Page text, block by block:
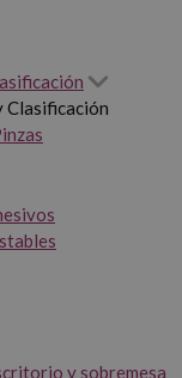
Clasificación
y sobremesa